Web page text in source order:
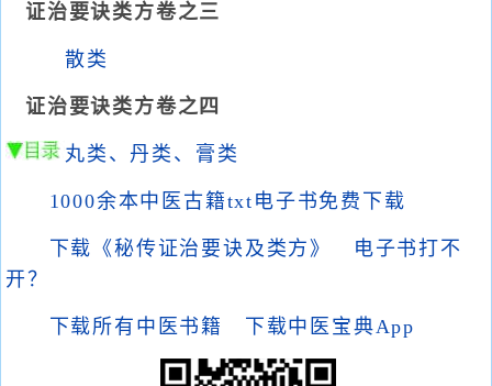
证治要诀类方卷之三
散类
证治要诀类方卷之四
丸类、丹类、膏类
1000余本中医古籍txt电子书免费下载
下载《秘传证治要诀及类方》
电子书打不
开？
下载所有中医书籍 下载中医宝典App